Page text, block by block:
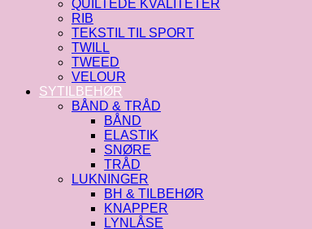
QUILTEDE KVALITETER
RIB
TEKSTIL TIL SPORT
TWILL
TWEED
VELOUR
SYTILBEHØR
BÅND & TRÅD
BÅND
ELASTIK
SNØRE
TRÅD
LUKNINGER
BH & TILBEHØR
KNAPPER
LYNLÅSE